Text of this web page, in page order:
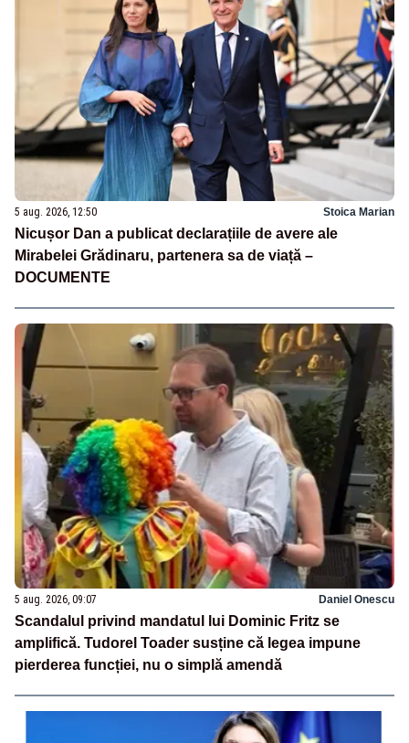
5 aug. 2026, 12:50 Stoica Marian
Nicușor Dan a publicat declarațiile de avere ale
Mirabelei Grădinaru, partenera sa de viață –
DOCUMENTE
5 aug. 2026, 09:07 Daniel Onescu
Scandalul privind mandatul lui Dominic Fritz se
amplifică. Tudorel Toader susține că legea impune
pierderea funcției, nu o simplă amendă